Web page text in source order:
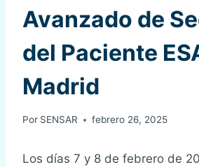
Avanzado de
del Paciente
Madrid
Por SENSAR febrero 26, 2025
Los días 7 y 8 de febrero de